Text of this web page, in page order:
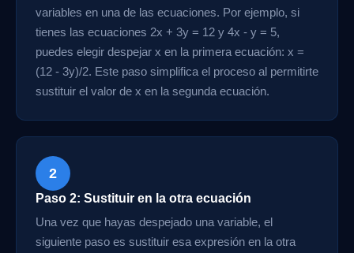
variables en una de las ecuaciones. Por ejemplo, si
tienes las ecuaciones 2x + 3y = 12 y 4x - y = 5,
puedes elegir despejar x en la primera ecuación: x =
(12 - 3y)/2. Este paso simplifica el proceso al permitirte
sustituir el valor de x en la segunda ecuación.
2
Paso 2: Sustituir en la otra ecuación
Una vez que hayas despejado una variable, el
siguiente paso es sustituir esa expresión en la otra